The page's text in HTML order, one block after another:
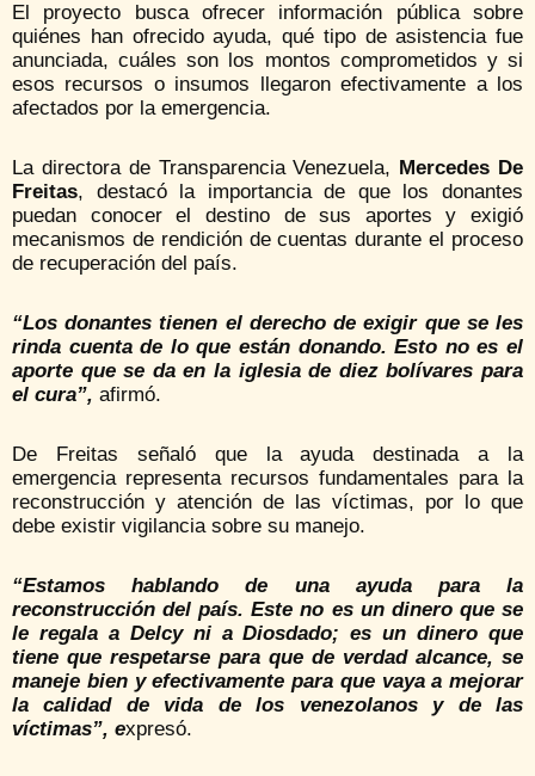
El proyecto busca ofrecer información pública sobre
quiénes han ofrecido ayuda, qué tipo de asistencia fue
anunciada, cuáles son los montos comprometidos y si
esos recursos o insumos llegaron efectivamente a los
afectados por la emergencia.
La directora de Transparencia Venezuela, Mercedes De
Freitas, destacó la importancia de que los donantes
puedan conocer el destino de sus aportes y exigió
mecanismos de rendición de cuentas durante el proceso
de recuperación del país.
“Los donantes tienen el derecho de exigir que se les
rinda cuenta de lo que están donando. Esto no es el
aporte que se da en la iglesia de diez bolívares para
el cura”, afirmó.
De Freitas señaló que la ayuda destinada a la
emergencia representa recursos fundamentales para la
reconstrucción y atención de las víctimas, por lo que
debe existir vigilancia sobre su manejo.
“Estamos hablando de una ayuda para la
reconstrucción del país. Este no es un dinero que se
le regala a Delcy ni a Diosdado; es un dinero que
tiene que respetarse para que de verdad alcance, se
maneje bien y efectivamente para que vaya a mejorar
la calidad de vida de los venezolanos y de las
víctimas”, expresó.